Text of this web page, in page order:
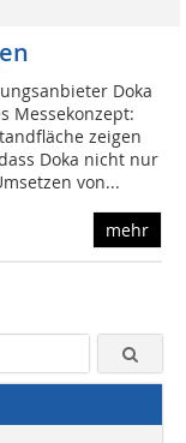
Doka
Messekonzept:
zeigen
Doka nicht nur
von...
mehr